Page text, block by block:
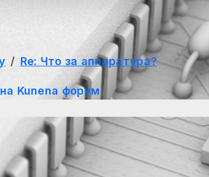
Re: Что за аппаратура?
Kunena форум